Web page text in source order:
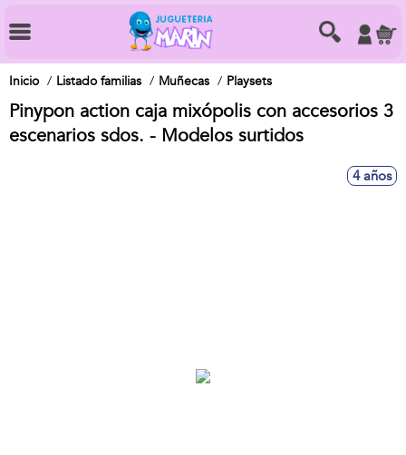
Inicio Listado familias Muñecas Playsets
Pinypon action caja mixópolis con accesorios 3
escenarios sdos. - Modelos surtidos
4 años